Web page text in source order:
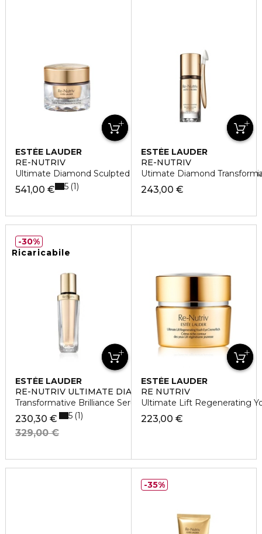
ESTÉE LAUDER
RE-NUTRIV
Ultimate Diamond Sculpted Transformation Creme
541,00 € 5 1
ESTÉE LAUDER
RE-NUTRIV
Utimate Diamond
243,00 €
Ricaricabile
ESTÉE LAUDER
RE-NUTRIV ULTIMATE DIAMOND
Transformative Brilliance Serum
230,30 €
329,00 €
5 1
30%
ESTÉE LAUDER
RE NUTRIV
Ultimate Lift Regenerating
223,00 €
35%